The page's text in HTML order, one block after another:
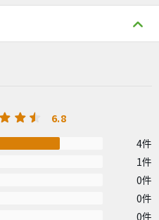
6.8
4件
1件
0件
0件
0件